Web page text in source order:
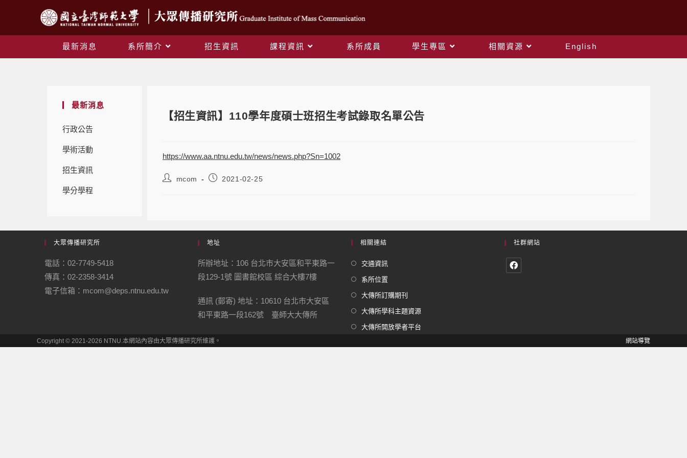
最新消息 系所簡介 招生資訊 課程資訊 系所成員 學生專區 相關資源 English
最新消息
行政公告
學術活動
招生資訊
學分學程
【招生資訊】110學年度碩士班招生考試錄取名單公告
https://www.aa.ntnu.edu.tw/news/news.php?Sn=1002
mcom 2021-02-25
大眾傳播研究所
電話：02-7749-5418
傳真：02-2358-3414
電子信箱：mcom@deps.ntnu.edu.tw
地址
所辦地址：106 台北市大安區和平東路一
段129-1號 圖書館校區 綜合大樓7樓
通訊 (郵寄) 地址： 10610 台北市大安區
和平東路一段162號 臺師大大傳所
相關連結
交通資訊
系所位置
大傳所訂購期刊
大傳所學科主題資源
大傳所開放學者平台
社群網站
網站導覽
Copyright © 2021-2026 NTNU.本網站內容由大眾傳播研究所維護。